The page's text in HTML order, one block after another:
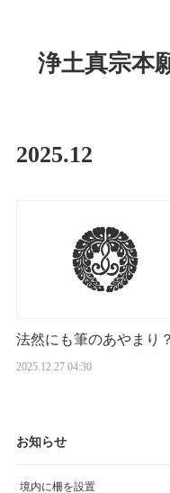
浄土真宗本
2025.12
法然にも筆のあやまり？
2025.12.27 04:30
お知らせ
境内に柵を設置